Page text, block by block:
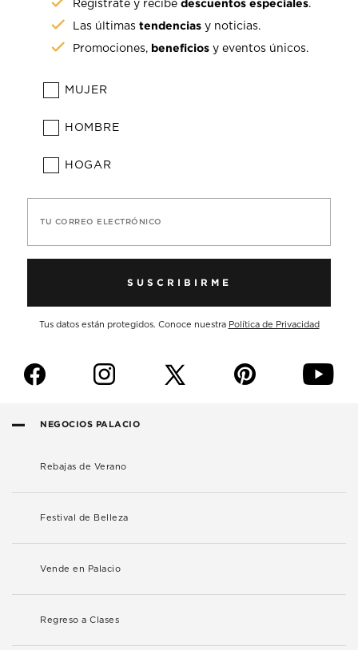
Regístrate y recibedescuentos especiales.
Las últimastendencias y noticias.
Promociones, beneficios y eventos únicos.
MUJER
HOMBRE
HOGAR
TU CORREO ELECTRÓNICO
SUSCRIBIRME
Tus datos están protegidos. Conoce nuestra Política de Privacidad
f i p y
NEGOCIOS PALACIO
Rebajas de Verano
Festival de Belleza
Vende en Palacio
Regreso a Clases